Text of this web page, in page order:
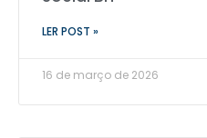
LER POST »
16 de março de 2026